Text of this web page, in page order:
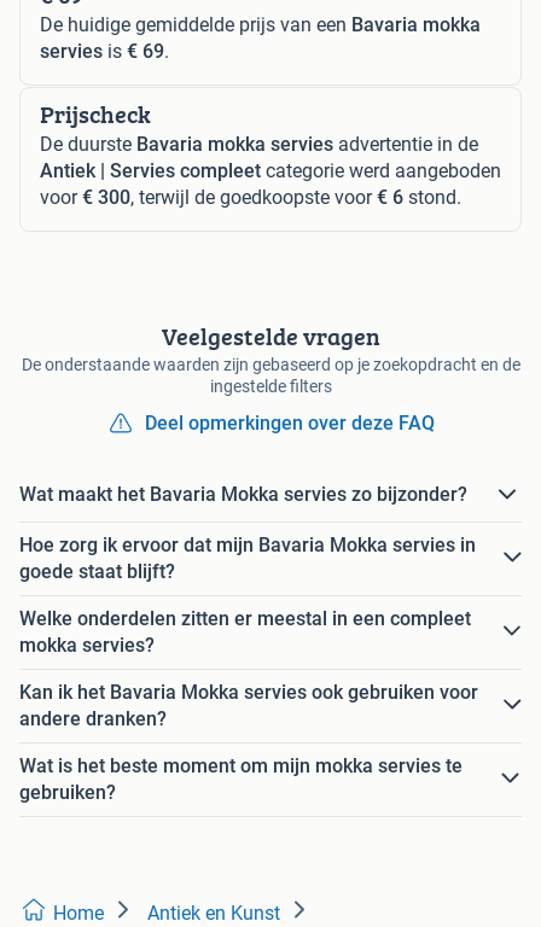
De huidige gemiddelde prijs van een Bavaria mokka
servies is € 69.
Prijscheck
De duurste Bavaria mokka servies advertentie in de
Antiek | Servies compleet categorie werd aangeboden
voor€ 300, terwijl de goedkoopste voor€ 6 stond.
Veelgestelde vragen
De onderstaande waarden zijn gebaseerd op je zoekopdracht en de
ingestelde filters
Deel opmerkingen over deze FAQ
Wat maakt het Bavaria Mokka servies zo bijzonder?
Hoe zorg ik ervoor dat mijn Bavaria Mokka servies in
goede staat blijft?
Welke onderdelen zitten er meestal in een compleet
mokka servies?
Kan ik het Bavaria Mokka servies ook gebruiken voor
andere dranken?
Wat is het beste moment om mijn mokka servies te
gebruiken?
Home Antiek en Kunst